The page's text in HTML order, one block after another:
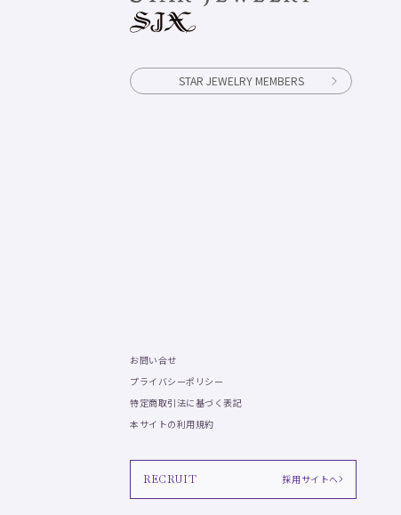
STAR JEWELRY MEMBERS
お問い合せ
プライバシーポリシー
特定商取引法に基づく表記
本サイトの利用規約
RECRUIT 採用サイトへ